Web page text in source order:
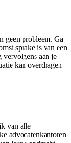
geen probleem. Ga
sprake is van een
vervolgens aan je
kan overdragen
van alle
advocatenkantoren